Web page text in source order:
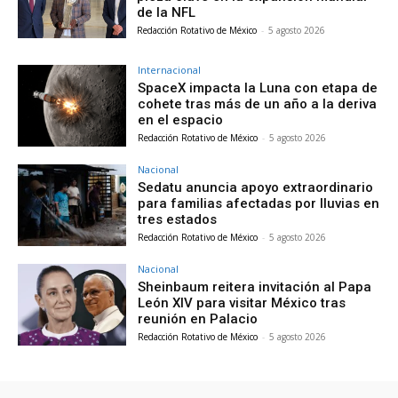
de la NFL
Redacción Rotativo de México - 5 agosto 2026
Internacional
SpaceX impacta la Luna con etapa de
cohete tras más de un año a la deriva
en el espacio
Redacción Rotativo de México - 5 agosto 2026
Nacional
Sedatu anuncia apoyo extraordinario
para familias afectadas por lluvias en
tres estados
Redacción Rotativo de México - 5 agosto 2026
Nacional
Sheinbaum reitera invitación al Papa
León XIV para visitar México tras
reunión en Palacio
Redacción Rotativo de México - 5 agosto 2026